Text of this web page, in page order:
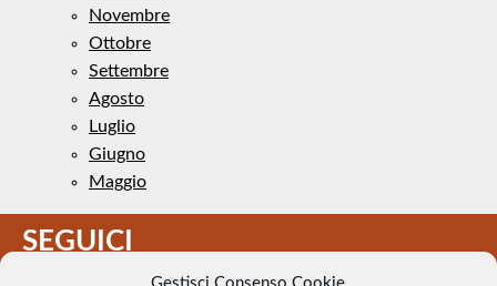
Novembre
Ottobre
Settembre
Agosto
Luglio
Giugno
Maggio
SEGUICI